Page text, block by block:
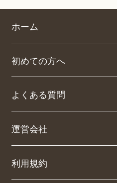
ホーム
初めての方へ
よくある質問
運営会社
利用規約